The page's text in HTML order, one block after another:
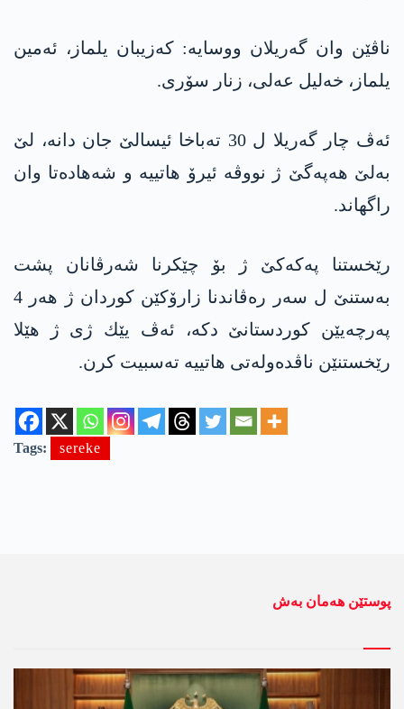
ناڤێن وان گه‌ریلان ووسایه‌: كه‌زیبان یلماز، ئه‌مین
یلماز، خه‌لیل عه‌لی، زنار سۆری.
ئه‌ڤ چار گه‌ریلا ل 30 ته‌باخا ئیسالێ جان دانه‌، لێ
به‌لێ هه‌په‌گێ ژ نووڤه‌ ئیرۆ هاتییه‌ و شه‌هاده‌تا وان
راگهاند.
رێخستنا په‌كه‌كێ ژ بۆ چێكرنا شه‌رڤانان پشت
به‌ستنێ ل سه‌ر ره‌ڤاندنا زارۆكێن كوردان ژ هه‌ر 4
په‌رچه‌یێن كوردستانێ دكه‌، ئه‌ڤ یێك ژی ژ هێلا
رێخستنێن ناڤده‌وله‌تی هاتییه‌ ته‌سبیت كرن.
Tags: sereke
پوستێن ھەمان بەش